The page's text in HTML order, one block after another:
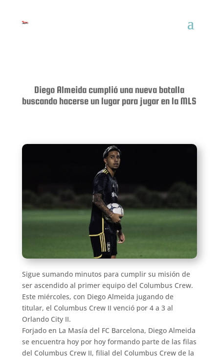
Diego Almeida cumplió una nueva batalla
buscando hacerse un lugar para jugar en la MLS
Sigue sumando minutos para cumplir su misión de
ser ascendido al primer equipo del Columbus Crew.
Este miércoles, con Diego Almeida jugando de
titular, el Columbus Crew II venció por 4 a 3 al
Orlando City II.
Forjado en La Masía del FC Barcelona, Diego Almeida
se encuentra hoy por hoy formando parte de las filas
del Columbus Crew II, filial del Columbus Crew de la